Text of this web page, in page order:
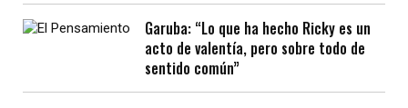
Garuba: “Lo que ha hecho Ricky es un
acto de valentía, pero sobre todo de
sentido común”